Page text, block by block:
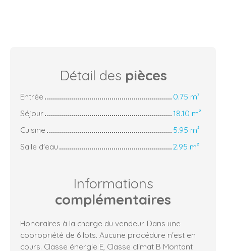
Détail des pièces
Entrée
0.75 m²
Séjour
18.10 m²
Cuisine
5.95 m²
Salle d'eau
2.95 m²
Informations
complémentaires
Honoraires à la charge du vendeur. Dans une
copropriété de 6 lots. Aucune procédure n'est en
cours. Classe énergie E, Classe climat B Montant